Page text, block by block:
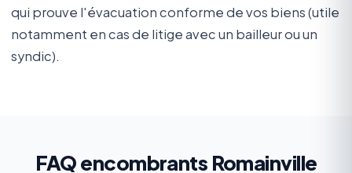
qui prouve l'évacuation conforme de vos biens (utile
notamment en cas de litige avec un bailleur ou un
syndic).
FAQ encombrants Romainville